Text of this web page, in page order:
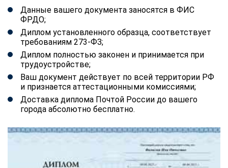
Данные вашего документа заносятся в ФИС
ФРДО;
Диплом установленного образца, соответствует
требованиям 273-ФЗ;
Диплом полностью законен и принимается при
трудоустройстве;
Ваш документ действует по всей территории РФ
и признается аттестационными комиссиями;
Доставка диплома Почтой России до вашего
города абсолютно бесплатно.